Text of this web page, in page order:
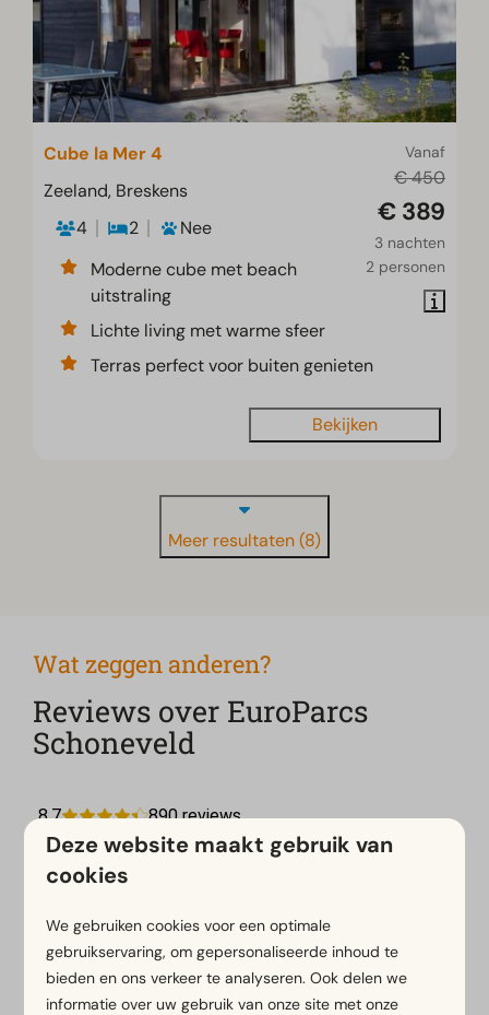
Vanaf
€ 450
€ 389
3 nachten
2 personen
Cube la Mer 4
Zeeland, Breskens
4
2
Nee
Moderne cube met beach
uitstraling
Lichte living met warme sfeer
Terras perfect voor buiten genieten
Bekijken
Meer resultaten (8)
Wat zeggen anderen?
Reviews over EuroParcs
Schoneveld
Geweldige locatie, alles zeer goed onderhouden
en zeer rustig ondanks het grote aantal
accommodaties.
Deze website maakt gebruik van
cookies
We gebruiken cookies voor een optimale
gebruikservaring, om gepersonaliseerde inhoud te
bieden en ons verkeer te analyseren. Ook delen we
informatie over uw gebruik van onze site met onze